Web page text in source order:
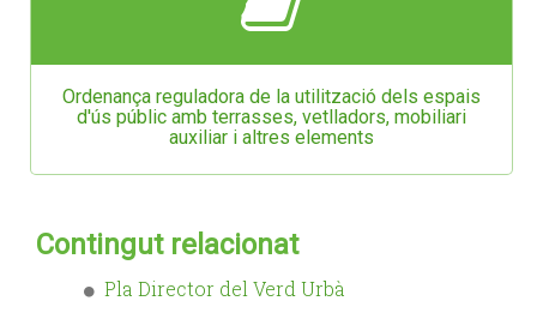
Ordenança reguladora de la utilització dels espais
d'ús públic amb terrasses, vetlladors, mobiliari
auxiliar i altres elements
Contingut relacionat
Pla Director del Verd Urbà